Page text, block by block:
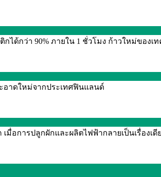
ด้กว่า 90% ภายใน 1 ชั่วโมง ก้าวใหม่ของเท
ะอาดใหม่จากประเทศฟินแลนด์
มื่อการปลูกผักและผลิตไฟฟ้ากลายเป็นเรื่องเดี